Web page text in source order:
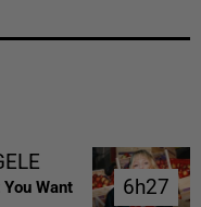
You Want 6h27
6h27